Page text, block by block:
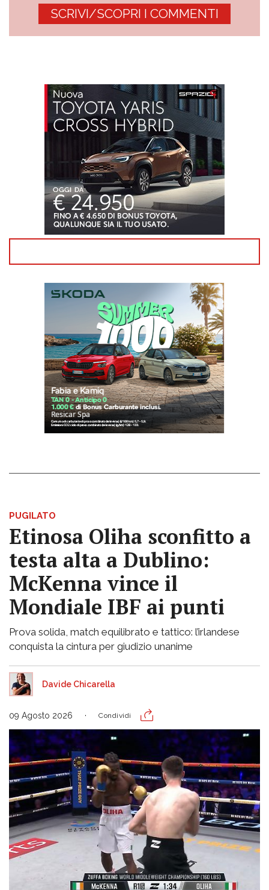
SCRIVI/SCOPRI I COMMENTI
PUGILATO
Etinosa Oliha sconfitto a
testa alta a Dublino:
McKenna vince il
Mondiale IBF ai punti
Prova solida, match equilibrato e tattico: l’irlandese
conquista la cintura per giudizio unanime
Davide Chicarella
09 Agosto 2026 Condividi